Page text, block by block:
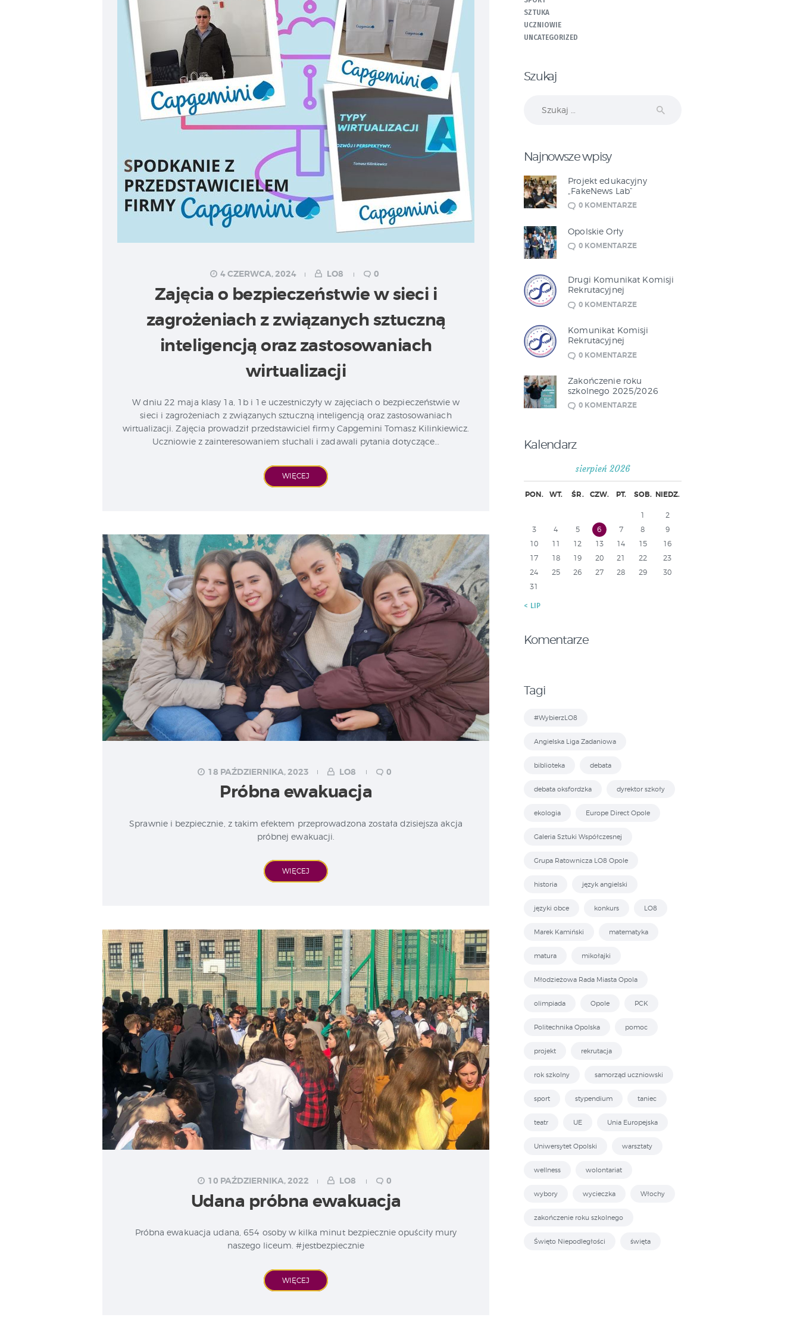
4 CZERWCA, 2024 LO8 0
Zajęcia o bezpieczeństwie w sieci i
zagrożeniach z związanych sztuczną
inteligencją oraz zastosowaniach
wirtualizacji
W dniu 22 maja klasy 1a, 1b i 1e uczestniczyły w zajęciach o bezpieczeństwie w
sieci i zagrożeniach z związanych sztuczną inteligencją oraz zastosowaniach
wirtualizacji. Zajęcia prowadził przedstawiciel firmy Capgemini Tomasz Kilinkiewicz.
Uczniowie z zainteresowaniem słuchali i zadawali pytania dotyczące…
WIĘCEJ
18 PAŹDZIERNIKA, 2023 LO8 0
Próbna ewakuacja
Sprawnie i bezpiecznie, z takim efektem przeprowadzona została dzisiejsza akcja
próbnej ewakuacji.
WIĘCEJ
10 PAŹDZIERNIKA, 2022 LO8 0
Udana próbna ewakuacja
Próbna ewakuacja udana, 654 osoby w kilka minut bezpiecznie opuściły mury
naszego liceum. #jestbezpiecznie
WIĘCEJ
SZTUKA
UCZNIOWIE
UNCATEGORIZED
Szukaj
Najnowsze wpisy
Projekt edukacyjny
„FakeNews Lab”
0 KOMENTARZE
Opolskie Orły
0 KOMENTARZE
Drugi Komunikat Komisji
Rekrutacyjnej
0 KOMENTARZE
Komunikat Komisji
Rekrutacyjnej
0 KOMENTARZE
Zakończenie roku
szkolnego 2025/2026
0 KOMENTARZE
Kalendarz
sierpień 2026
PON. WT. ŚR. CZW. PT. SOB. NIEDZ.
1
2
3
4 5 6 7 8
9
10
11 12 13 14 15
16
17
18 19 20 21 22
23
24
25 26 27 28 29
30
31
« LIP
Komentarze
Tagi
#WybierzLO8
Angielska Liga Zadaniowa
biblioteka debata
debata oksfordzka dyrektor szkoły
ekologia Europe Direct Opole
Galeria Sztuki Współczesnej
Grupa Ratownicza LO8 Opole
historia język angielski
języki obce konkurs LO8
Marek Kamiński matematyka
matura mikołajki
Młodzieżowa Rada Miasta Opola
olimpiada Opole PCK
Politechnika Opolska pomoc
projekt rekrutacja
rok szkolny samorząd uczniowski
sport stypendium taniec
teatr UE Unia Europejska
Uniwersytet Opolski warsztaty
wellness wolontariat
wybory wycieczka Włochy
zakończenie roku szkolnego
Święto Niepodległości święta